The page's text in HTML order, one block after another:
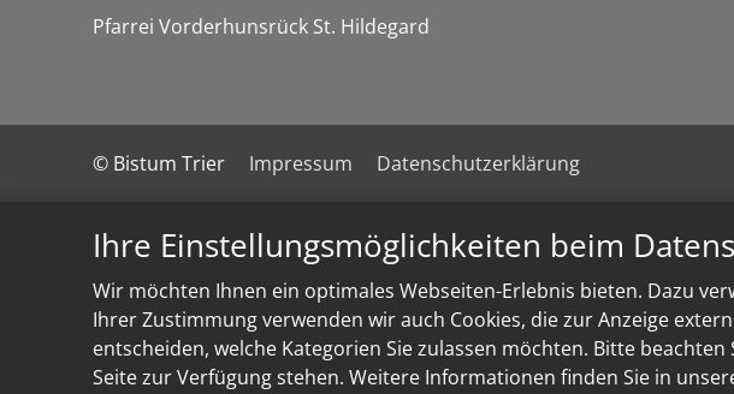
Ihre Einstellungsmöglichkeiten beim
Wir möchten Ihnen ein optimales Webseiten-Erlebnis bieten. Dazu
Ihrer Zustimmung verwenden wir auch Cookies, die zur Anzeige
entscheiden, welche Kategorien Sie zulassen möchten. Bitte
Seite zur Verfügung stehen. Weitere Informationen finden Sie in
Pfarrei Vorderhunsrück St. Hildegard
© Bistum Trier Impressum Datenschutzerklärung